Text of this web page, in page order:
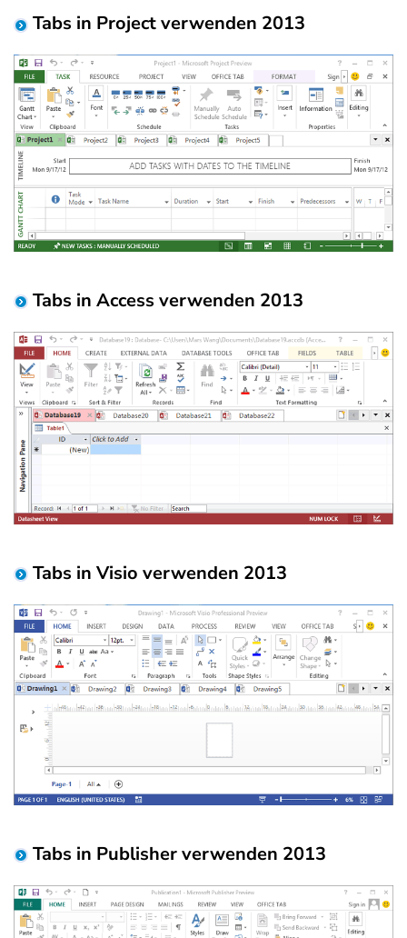
Tabs in Project verwenden 2013
Tabs in Access verwenden 2013
Tabs in Visio verwenden 2013
Tabs in Publisher verwenden 2013